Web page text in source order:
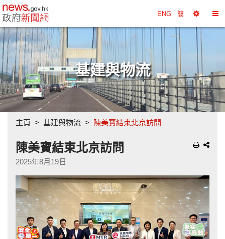
政府新聞網主頁 ENG 簡
擇
工
具
換
基建與物流
主頁 基建與物流 陳美寶結束北京訪問
陳美寶結束北京訪問
2025年8月19日